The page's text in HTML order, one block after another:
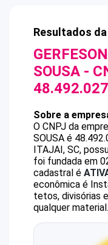
Resultados
SOUSA -
Sobre a
O CNPJ da
SOUSA é
ITAJAI, SC,
foi fundada em
cadastral é
econômica é
tetos, divisórias
qualquer material.